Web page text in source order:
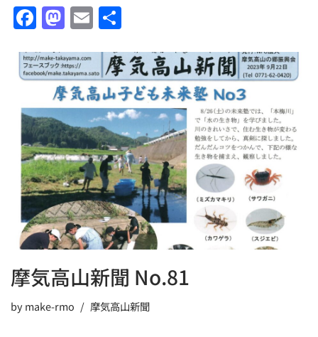
F
a
c
e
b
o
o
k
M
a
st
o
d
o
n
E
m
ai
l
摩気高山新聞 No.81
bymake-rmo 摩気高山新聞